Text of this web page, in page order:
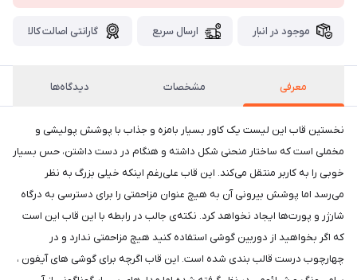
موجود در انبار ارسال سریع گارانتی اصالت کالا
معرفی مشخصات دیدگاه‌ها
نخستین قاب این لیست یک کاور بسیار بامزه و جذاب با پوشش پولیشی و
مخملی است که ساختار منحنی شکل داشته و هنگام در دست داشتن، حس بسیار
خوبی را به کاربر منتقل می‌کند. این قاب علی‌رغم اینکه خیلی بزرگ به نظر
می‌رسد اما پوشش بیرونی آن به هیچ عنوان مزاحمتی را برای دسترسی به درگاه
شارژر و پورت‌ها ایجاد نخواهد کرد. نکته‌ی جالب در رابطه با این قاب این است
که اگر بخواهید از دوربین گوشی استفاده کنید هیچ مزاحمتی ندارد و در
چهارچوب درست قالب بندی شده است. این قاب اگرچه برای گوشی های آیفون ،